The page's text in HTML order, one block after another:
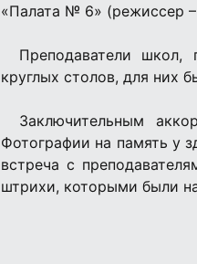
«Палата № 6» (режиссер
Преподаватели школ,
круглых столов, для них
Заключительным
Фотографии на память у
встреча с
штрихи, которыми были